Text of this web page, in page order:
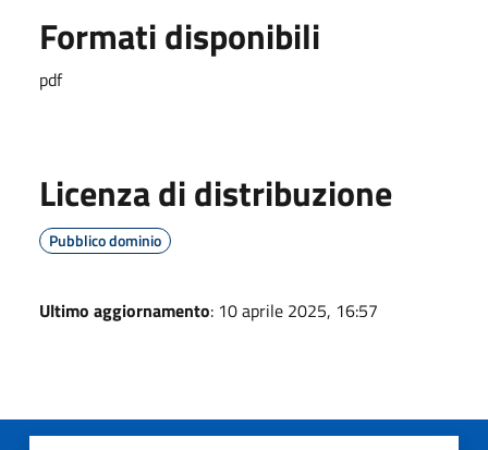
Formati disponibili
pdf
Licenza di distribuzione
Pubblico dominio
Ultimo aggiornamento: 10 aprile 2025, 16:57